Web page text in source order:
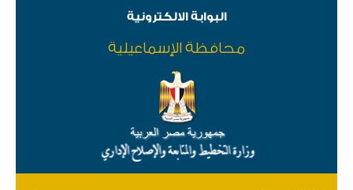
البوابة الالكترونية
محافظة الإسماعيلية